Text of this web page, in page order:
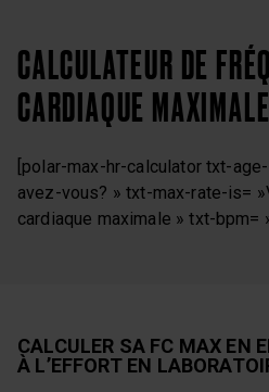
CALCULATEUR DE
CARDIAQUE MAXIMALE
[polar-max-hr-calculator txt-
avez-vous? » txt-max-rate-is=
cardiaque maximale » txt-bpm=
CALCULER SA FC MAX EN
À L’EFFORT EN